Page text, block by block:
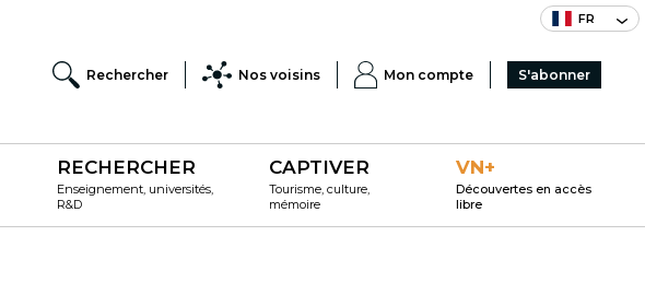
FR
Rechercher Nos voisins Mon compte S'abonner
RECHERCHER
Enseignement, universités,
R&D
CAPTIVER
Tourisme, culture,
mémoire
VN+
Découvertes en accès
libre